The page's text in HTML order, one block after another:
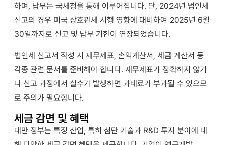
하며, 납부는 국세청을 통해 이루어집니다. 단, 2024년 법인세
신고의 경우 미국 상호관세 시행 영향에 대비하여 2025년 6월
30일까지로 신고 및 납부 기한이 연장되었습니다.
법인세 신고서 작성 시 재무제표, 손익계산서, 세금 계산서 등
각종 관련 문서를 준비해야 합니다. 재무제표가 정확하지 않거
나 신고 과정에서 실수가 발생하면 과태료가 부과될 수 있으므
로 주의가 필요합니다.
세금 감면 및 혜택
대만 정부는 특정 산업, 특히 첨단 기술과 R&D 투자 분야에 대